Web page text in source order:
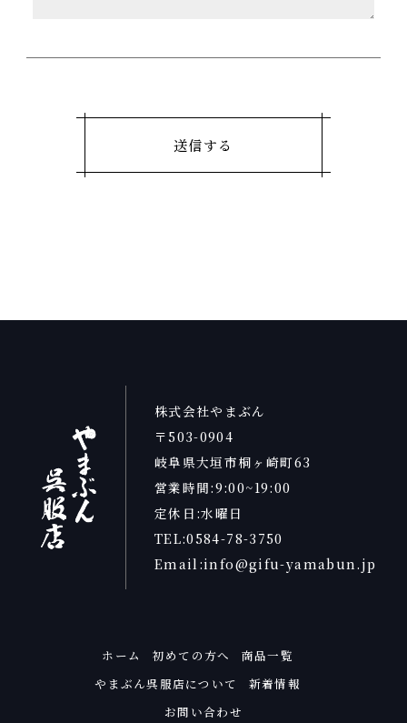
株式会社やまぶん
〒503-0904
岐阜県大垣市桐ヶ崎町63
営業時間:9:00~19:00
定休日:水曜日
TEL:0584-78-3750
Email:info@gifu-yamabun.jp
ホーム 初めての方へ
商品一覧
やまぶん呉服店について
新着情報
お問い合わせ